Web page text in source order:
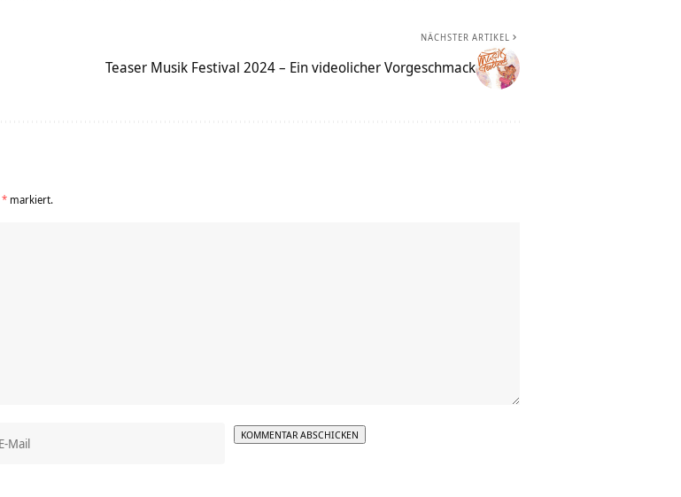
NÄCHSTER ARTIKEL
Teaser Musik Festival 2024 – Ein videolicher Vorgeschmack
* markiert.